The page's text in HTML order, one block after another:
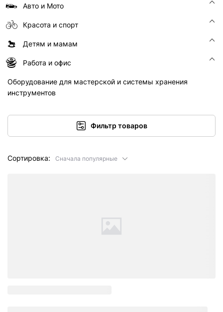
Авто и Мото
Красота и спорт
Детям и мамам
Работа и офис
Оборудование для мастерской и системы хранения
инструментов
Фильтр товаров
Сортировка: Сначала популярные